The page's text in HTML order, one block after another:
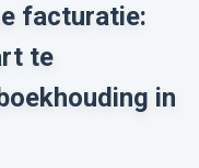
facturatie:
te
in